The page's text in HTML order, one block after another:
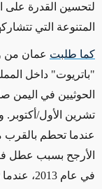
لتحسين القدرة على
المتنوعة التي
كما طلبت عمان من
"باتريوت" داخل
الحوثيين في اليمن
تشرين الأول/أكتوبر .
عندما تحطم بالقرب
الأرجح بسبب عطل
في عام 2013، عندما تم